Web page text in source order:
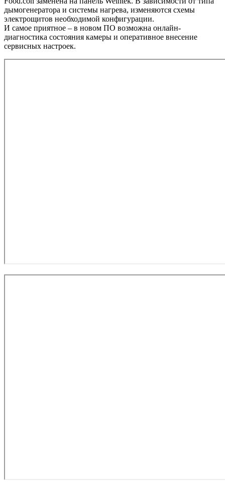
дымогенератора и системы нагрева, изменяются схемы
электрощитов необходимой конфигурации.
И самое приятное – в новом ПО возможна онлайн-
диагностика состояния камеры и оперативное внесение
сервисных настроек.